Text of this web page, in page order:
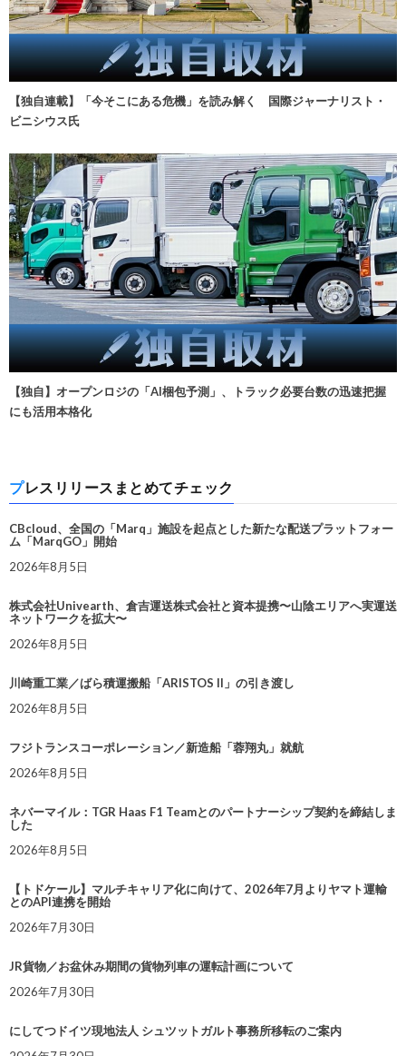
【独自連載】「今そこにある危機」を読み解く 国際ジャーナリスト・
ビニシウス氏
【独自】オープンロジの「AI梱包予測」、トラック必要台数の迅速把握
にも活用本格化
プレスリリースまとめてチェック
CBcloud、全国の「Marq」施設を起点とした新たな配送プラットフォー
ム「MarqGO」開始
2026年8月5日
株式会社Univearth、倉吉運送株式会社と資本提携〜山陰エリアへ実運送
ネットワークを拡大〜
2026年8月5日
川崎重工業／ばら積運搬船「ARISTOS II」の引き渡し
2026年8月5日
フジトランスコーポレーション／新造船「蓉翔丸」就航
2026年8月5日
ネバーマイル：TGR Haas F1 Teamとのパートナーシップ契約を締結しま
した
2026年8月5日
【トドケール】マルチキャリア化に向けて、2026年7月よりヤマト運輸
とのAPI連携を開始
2026年7月30日
JR貨物／お盆休み期間の貨物列車の運転計画について
2026年7月30日
にしてつドイツ現地法人 シュツットガルト事務所移転のご案内